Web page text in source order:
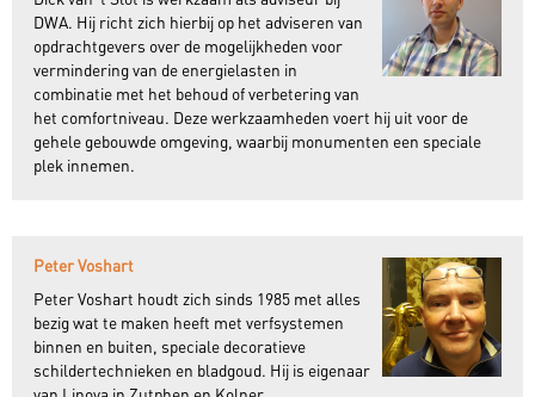
DWA. Hij richt zich hierbij op het adviseren van
opdrachtgevers over de mogelijkheden voor
vermindering van de energielasten in
combinatie met het behoud of verbetering van
het comfortniveau. Deze werkzaamheden voert hij uit voor de
gehele gebouwde omgeving, waarbij monumenten een speciale
plek innemen.
Peter Voshart
Peter Voshart houdt zich sinds 1985 met alles
bezig wat te maken heeft met verfsystemen
binnen en buiten, speciale decoratieve
schildertechnieken en bladgoud. Hij is eigenaar